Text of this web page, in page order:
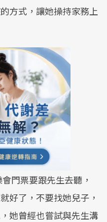
方式，讓她操持家務上
門票要跟先生去聽，
好了，不要找她兒子，
她曾經也嘗試與先生溝